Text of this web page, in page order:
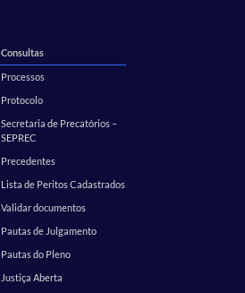
Consultas
Processos
Protocolo
Secretaria de Precatórios –
SEPREC
Precedentes
Lista de Peritos Cadastrados
Validar documentos
Pautas de Julgamento
Pautas do Pleno
Justiça Aberta